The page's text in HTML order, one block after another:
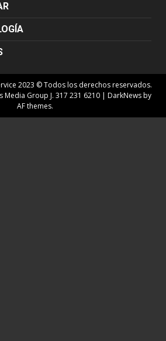
2023 © Todos los derechos reservados.
Group J. 317 231 6210 | DarkNewsby
AF themes.